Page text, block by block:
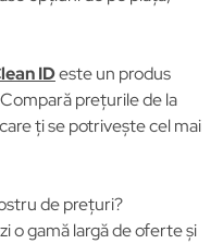
IDeste un produs
prețurile de la
ți se potrivește cel mai
de prețuri?
o gamă largă de oferte și